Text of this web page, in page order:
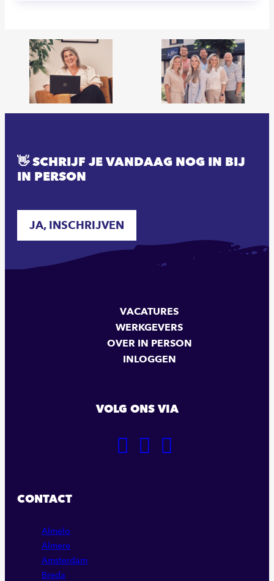
👋 SCHRIJF JE VANDAAG NOG IN BIJ
IN PERSON
JA, INSCHRIJVEN
VACATURES
WERKGEVERS
OVER IN PERSON
INLOGGEN
VOLG ONS VIA
GA
GA
CONTACT
Almelo
Almere
Amsterdam
Breda